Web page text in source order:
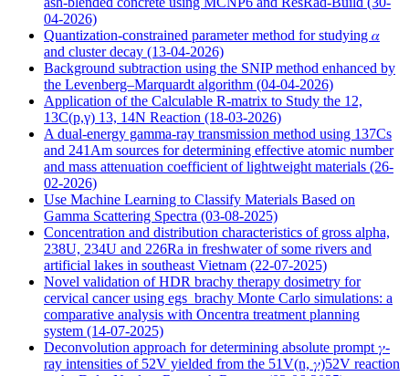
04-2026)
Quantization-constrained parameter method for studying 𝛼
and cluster decay (13-04-2026)
Background subtraction using the SNIP method enhanced by
the Levenberg–Marquardt algorithm (04-04-2026)
Application of the Calculable R-matrix to Study the 12,
13C(p,γ) 13, 14N Reaction (18-03-2026)
A dual-energy gamma-ray transmission method using 137Cs
and 241Am sources for determining effective atomic number
and mass attenuation coefficient of lightweight materials (26-
02-2026)
Use Machine Learning to Classify Materials Based on
Gamma Scattering Spectra (03-08-2025)
Concentration and distribution characteristics of gross alpha,
238U, 234U and 226Ra in freshwater of some rivers and
artificial lakes in southeast Vietnam (22-07-2025)
Novel validation of HDR brachy therapy dosimetry for
cervical cancer using egs_brachy Monte Carlo simulations: a
comparative analysis with Oncentra treatment planning
system (14-07-2025)
Deconvolution approach for determining absolute prompt 𝛾-
ray intensities of 52V yielded from the 51V(n, 𝛾)52V reaction